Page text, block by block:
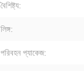
বৈশিষ্ট্য:
লিঙ্গ:
পরিবহন প্যাকেজ: